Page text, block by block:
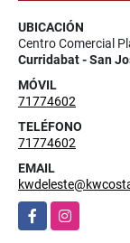
UBICACIÓN
Centro Comercial
Curridabat - San
MÓVIL
71774602
TELÉFONO
71774602
EMAIL
FacebookInstagram